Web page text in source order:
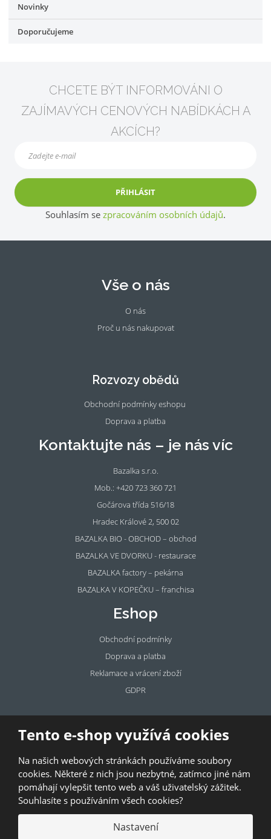
Tento e-shop využívá cookies
Na našich webových stránkách používáme soubory
cookies. Některé z nich jsou nezbytné, zatímco jiné nám
pomáhají vylepšit tento web a váš uživatelský zážitek.
Souhlasíte s používáním všech cookies?
Nastavení
Novinky
Doporučujeme
CHCETE BÝT INFORMOVÁNI O
ZAJÍMAVÝCH CENOVÝCH NABÍDKÁCH A
AKCÍCH?
PŘIHLÁSIT
Souhlasím se zpracováním osobních údajů.
Vše o nás
O nás
Proč u nás nakupovat
k
m
Rozvozy obědů
Obchodní podmínky eshopu
Doprava a platba
Kontaktujte nás – je nás víc
Bazalka s.r.o.
Mob.: +420 723 360 721
Gočárova třída 516/18
Hradec Králové 2, 500 02
BAZALKA BIO - OBCHOD – obchod
BAZALKA VE DVORKU - restaurace
BAZALKA factory – pekárna
BAZALKA V KOPEČKU – franchisa
Eshop
Obchodní podmínky
Doprava a platba
Reklamace a vrácení zboží
GDPR
Pronájem
prostor
Pronajměte si prostory u BAZALKY!
© 2026, Bazalka s.r.o.
GDPR |Kontakty |Obchodní podmínky |Mapa stránek